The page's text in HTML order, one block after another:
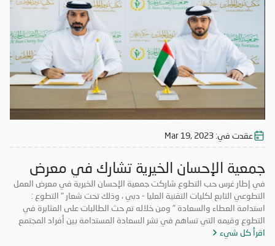
عقدت في: Mar 19, 2023
جمعية الإحسان الخيرية تشارك في معرض
العمل التطوعي
في إطار غرس حب التطوع شاركت جمعية الإحسان الخيرية في معرض العمل
التطوعي التابع لكليات التقنية العليا - دبي ، وذلك تحت شعار " التطوع :
استدامة العطاء والسعادة " ومن خلاله تم حث الطالبات على المثابرة في
التطوع وقيمه التي تساهم في نشر السعادة المستدامة بين أفراد المجتمع
اقرأ كل شيء